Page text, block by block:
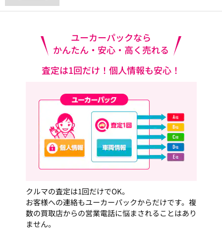
ユーカーパックなら
かんたん・安心・高く売れる
査定は1回だけ！個人情報も安心！
クルマの査定は1回だけでOK。
お客様への連絡もユーカーパックからだけです。複
数の買取店からの営業電話に悩まされることはあり
ません。